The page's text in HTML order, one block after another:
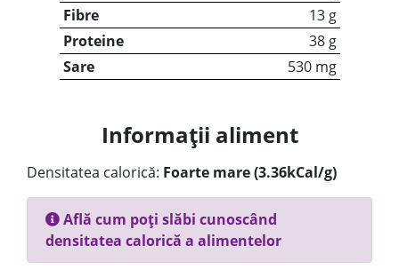
Fibre
13 g
Proteine
38 g
Sare
530 mg
Informații aliment
Densitatea calorică: Foarte mare (3.36kCal/g)
Află cum poți slăbi cunoscând
densitatea calorică a alimentelor